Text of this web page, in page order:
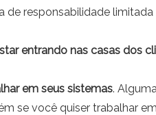
responsabilidade
entrando nas casas dos
em seus sistemas.
se você quiser trabalhar